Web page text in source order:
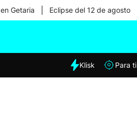
Getaria Eclipse del 12 de agosto
Klisk Para ti